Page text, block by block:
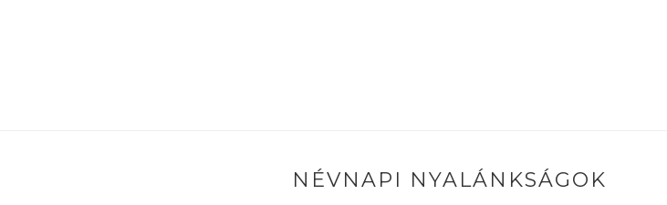
NÉVNAPI NYALÁNKSÁGOK